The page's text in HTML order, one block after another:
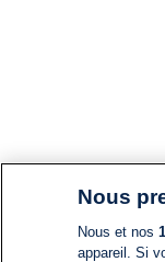
Nous
Nous et nos
appareil. Si